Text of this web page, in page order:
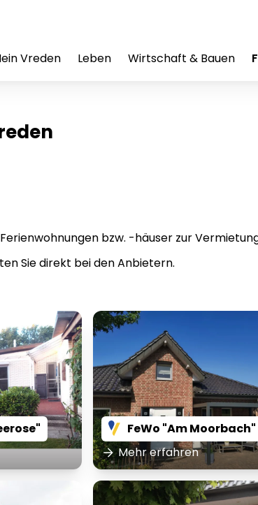
Vreden Leben Wirtschaft & Bauen
bzw. -häuser zur
Sie direkt bei den Anbietern.
FeWo "Am Moorbach"
Mehr erfahren